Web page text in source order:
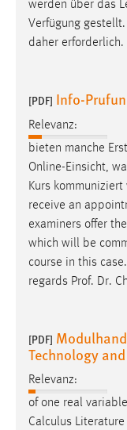
werden über das
Verfügung
daher erforderlich.
[PDF] Info-
Relevanz:
bieten manche
Online-Einsicht,
Kurs
receive an
examiners offer
which will be
course in this
regards Prof. Dr.
[PDF]
Technology
Relevanz:
of one real
Calculus
Name:
chat-frame-
Zweck:
Wird benötigt
Cookie
Name:
fe_user,
Zweck:
Dieser Cookie
einloggen zu